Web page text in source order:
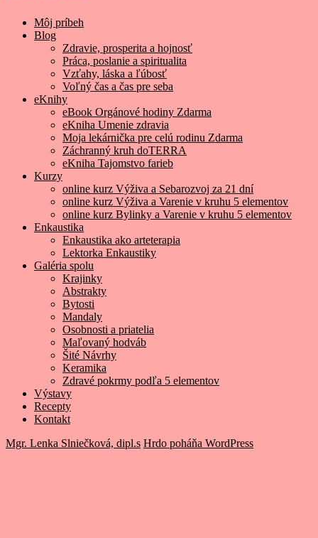
Môj príbeh
Blog
Zdravie, prosperita a hojnosť
Práca, poslanie a spiritualita
Vzťahy, láska a ľúbosť
Voľný čas a čas pre seba
eKnihy
eBook Orgánové hodiny Zdarma
eKniha Umenie zdravia
Moja lekárnička pre celú rodinu Zdarma
Záchranný kruh doTERRA
eKniha Tajomstvo farieb
Kurzy
online kurz Výživa a Sebarozvoj za 21 dní
online kurz Výživa a Varenie v kruhu 5 elementov
online kurz Bylinky a Varenie v kruhu 5 elementov
Enkaustika
Enkaustika ako arteterapia
Lektorka Enkaustiky
Galéria spolu
Krajinky
Abstrakty
Bytosti
Mandaly
Osobnosti a priatelia
Maľovaný hodváb
Šité Návrhy
Keramika
Zdravé pokrmy podľa 5 elementov
Výstavy
Recepty
Kontakt
Mgr. Lenka Slniečková, dipl.s Hrdo poháňa WordPress